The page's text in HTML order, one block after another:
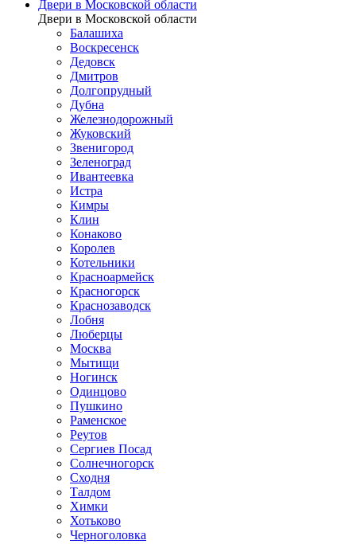
Двери в Московской области
Двери в Московской области
Балашиха
Воскресенск
Дедовск
Дмитров
Долгопрудный
Дубна
Железнодорожный
Жуковский
Звенигород
Зеленоград
Ивантеевка
Истра
Кимры
Клин
Конаково
Королев
Котельники
Красноармейск
Красногорск
Краснозаводск
Лобня
Люберцы
Москва
Мытищи
Ногинск
Одинцово
Пушкино
Раменское
Реутов
Сергиев Посад
Солнечногорск
Сходня
Талдом
Химки
Хотьково
Черноголовка